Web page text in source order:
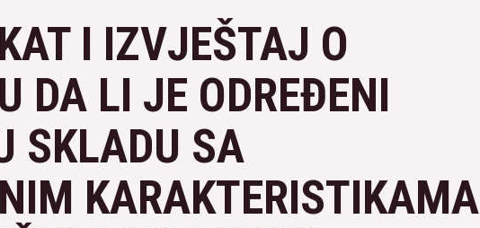
I IZVJEŠTAJ O
DA LI JE ODREĐENI
SKLADU SA
KARAKTERISTIKAMA